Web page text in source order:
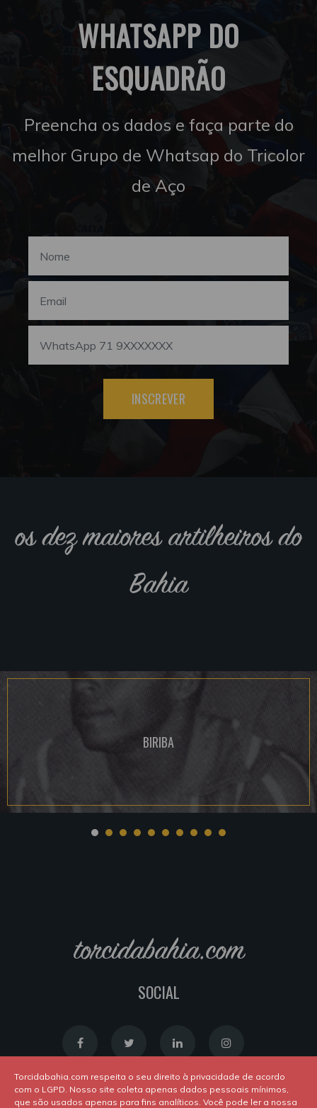
WHATSAPP DO
ESQUADRÃO
Preencha os dados e faça parte do
melhor Grupo de Whatsap do Tricolor
de Aço
INSCREVER
os dez maiores artilheiros do
Bahia
BIRIBA
torcidabahia.com
SOCIAL
Torcidabahia.com respeita o seu direito à privacidade de acordo
com o LGPD. Nosso site coleta apenas dados pessoais mínimos,
que são usados apenas para fins analíticos. Você pode ler a nossa